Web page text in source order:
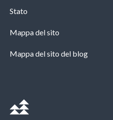
Stato
Mappa del sito
Mappa del sito del blog